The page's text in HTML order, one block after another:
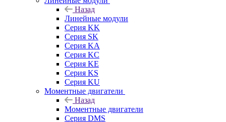
Назад
Линейные модули
Серия KK
Серия SK
Серия KA
Серия KC
Серия KE
Серия KS
Серия KU
Моментные двигатели
Назад
Моментные двигатели
Серия DMS